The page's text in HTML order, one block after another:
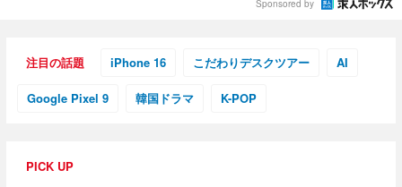
Sponsored by
注目の話題 iPhone 16 こだわりデスクツアー AI
Google Pixel 9 韓国ドラマ K-POP
PICK UP